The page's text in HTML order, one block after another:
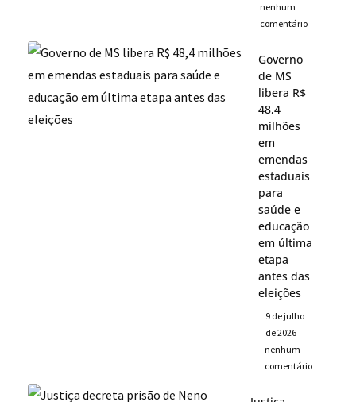
nenhum
comentário
Governo
de MS
libera R$
48,4
milhões
em
emendas
estaduais
para
saúde e
educação
em última
etapa
antes das
eleições
9 de julho
de 2026
nenhum
comentário